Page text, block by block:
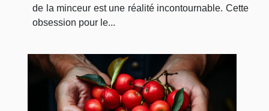
de la minceur est une réalité incontournable. Cette
obsession pour le...